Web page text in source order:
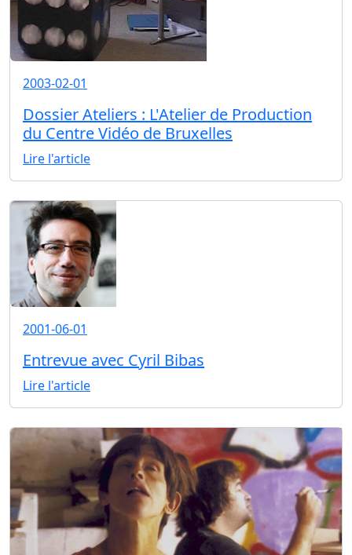
2003-02-01
Dossier Ateliers : L'Atelier de Production
du Centre Vidéo de Bruxelles
Lire l'article
2001-06-01
Entrevue avec Cyril Bibas
Lire l'article